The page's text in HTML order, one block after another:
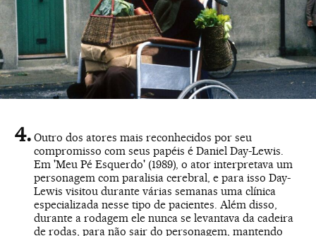
Outro dos atores mais reconhecidos por seu
compromisso com seus papéis é Daniel Day-Lewis.
Em 'Meu Pé Esquerdo' (1989), o ator interpretava um
personagem com paralisia cerebral, e para isso Day-
Lewis visitou durante várias semanas uma clínica
especializada nesse tipo de pacientes. Além disso,
durante a rodagem ele nunca se levantava da cadeira
de rodas, para não sair do personagem, mantendo